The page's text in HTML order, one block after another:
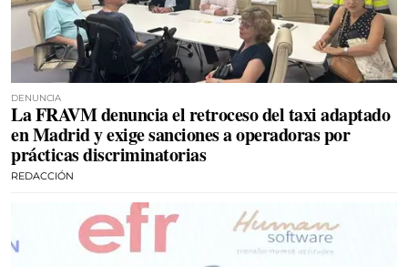
DENUNCIA
La FRAVM denuncia el retroceso del taxi adaptado
en Madrid y exige sanciones a operadoras por
prácticas discriminatorias
REDACCIÓN